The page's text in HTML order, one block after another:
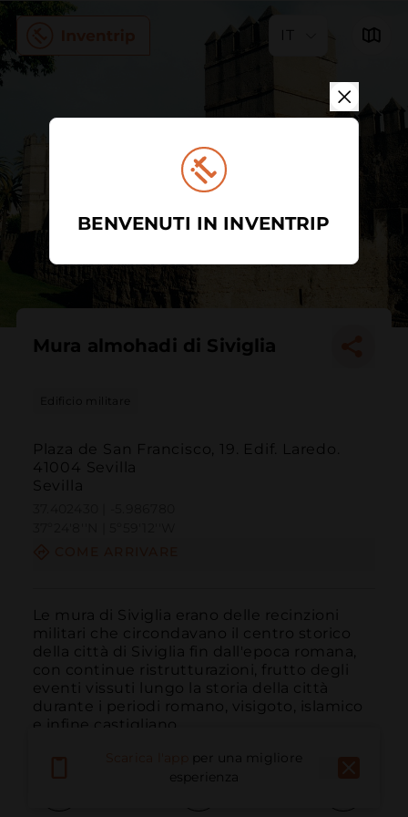
IT
Mura almohadi di Siviglia
Edificio militare
Plaza de San Francisco, 19. Edif. Laredo.
41004 Sevilla
Sevilla
Le mura di Siviglia erano delle recinzioni
militari che circondavano il centro storico
della città di Siviglia fin dall'epoca romana,
con continue ristrutturazioni, frutto degli
eventi vissuti lungo la storia della città
durante i periodi romano, visigoto, islamico
e infine castigliano.
per una migliore
esperienza
BENVENUTI IN INVENTRIP